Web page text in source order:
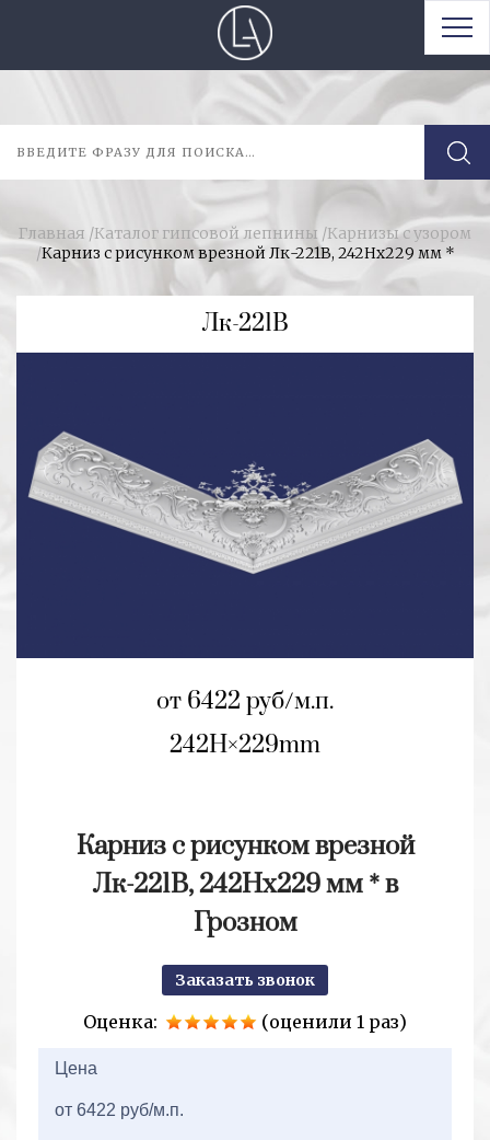
Главная /Каталог гипсовой лепнины /Карнизы с узором
/Карниз с рисунком врезной Лк-221В, 242Нх229 мм *
Лк-221В
от 6422 руб/м.п.
242H 229mm
Карниз с рисунком врезной
Лк-221В, 242Нх229 мм * в
Грозном
Заказать звонок
Оценка:
(оценили 1 раз)
Цена
от 6422 руб/м.п.